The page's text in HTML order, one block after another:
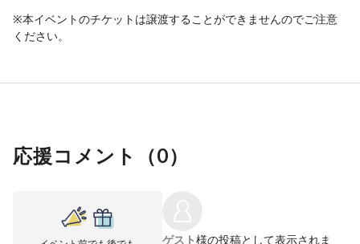
※本イベントのチケットは譲渡することができませんのでご注意
ください。
応援コメント（0）
ゲスト様の投稿として表示されま